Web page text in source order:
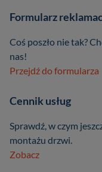
Formularz
Coś poszło nie tak?
nas!
Przejdź do formularza
Cennik usług
Sprawdź, w czym
montażu drzwi.
Zobacz